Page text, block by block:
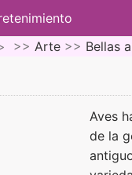
>> Arte >> Bellas
Aves
de la